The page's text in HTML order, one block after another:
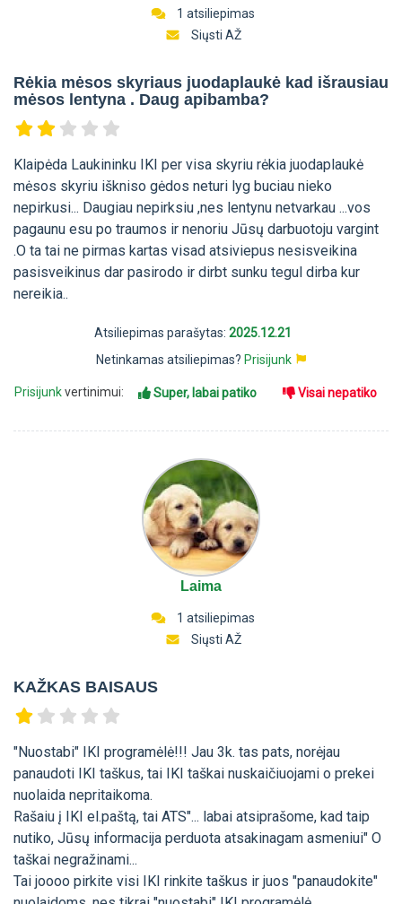
1 atsiliepimas
Siųsti AŽ
Rėkia mėsos skyriaus juodaplaukė kad išrausiau
mėsos lentyna . Daug apibamba?
Klaipėda Laukininku IKI per visa skyriu rėkia juodaplaukė
mėsos skyriu iškniso gėdos neturi lyg buciau nieko
nepirkusi... Daugiau nepirksiu ,nes lentynu netvarkau ...vos
pagaunu esu po traumos ir nenoriu Jūsų darbuotoju vargint
.O ta tai ne pirmas kartas visad atsiviepus nesisveikina
pasisveikinus dar pasirodo ir dirbt sunku tegul dirba kur
nereikia..
Atsiliepimas parašytas: 2025.12.21
Netinkamas atsiliepimas? Prisijunk
Prisijunkvertinimui: Super, labai patiko Visai nepatiko
Laima
1 atsiliepimas
Siųsti AŽ
KAŽKAS BAISAUS
"Nuostabi" IKI programėlė!!! Jau 3k. tas pats, norėjau
panaudoti IKI taškus, tai IKI taškai nuskaičiuojami o prekei
nuolaida nepritaikoma.
Rašaiu į IKI el.paštą, tai ATS"... labai atsiprašome, kad taip
nutiko, Jūsų informacija perduota atsakinagam asmeniui" O
taškai negražinami...
Tai joooo pirkite visi IKI rinkite taškus ir juos "panaudokite"